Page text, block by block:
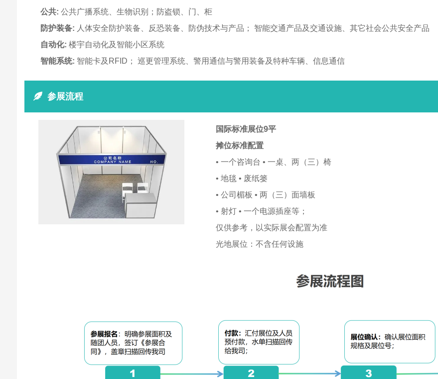
公共: 公共广播系统、生物识别；防盗锁、门、柜
防护装备: 人体安全防护装备、反恐装备、防伪技术与产品； 智能交通产品及交通设施、其它社会公共安全产品
自动化: 楼宇自动化及智能小区系统
智能系统: 智能卡及RFID； 巡更管理系统、警用通信与警用装备及特种车辆、信息通信
参展流程
国际标准展位9平
摊位标准配置
• 一个咨询台 • 一桌、两（三）椅
• 地毯 • 废纸篓
• 公司楣板 • 两（三）面墙板
• 射灯 • 一个电源插座等；
仅供参考，以实际展会配置为准
光地展位：不含任何设施